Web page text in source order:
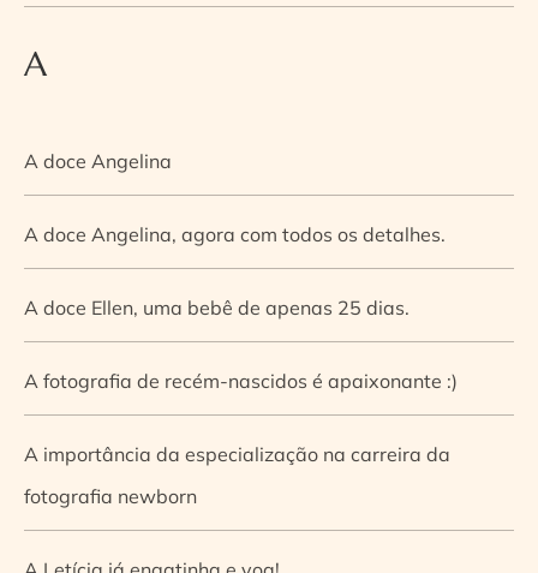
A
A doce Angelina
A doce Angelina, agora com todos os detalhes.
A doce Ellen, uma bebê de apenas 25 dias.
A fotografia de recém-nascidos é apaixonante :)
A importância da especialização na carreira da
fotografia newborn